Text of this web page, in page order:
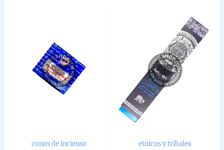
conos de incienso etnicos y tribales